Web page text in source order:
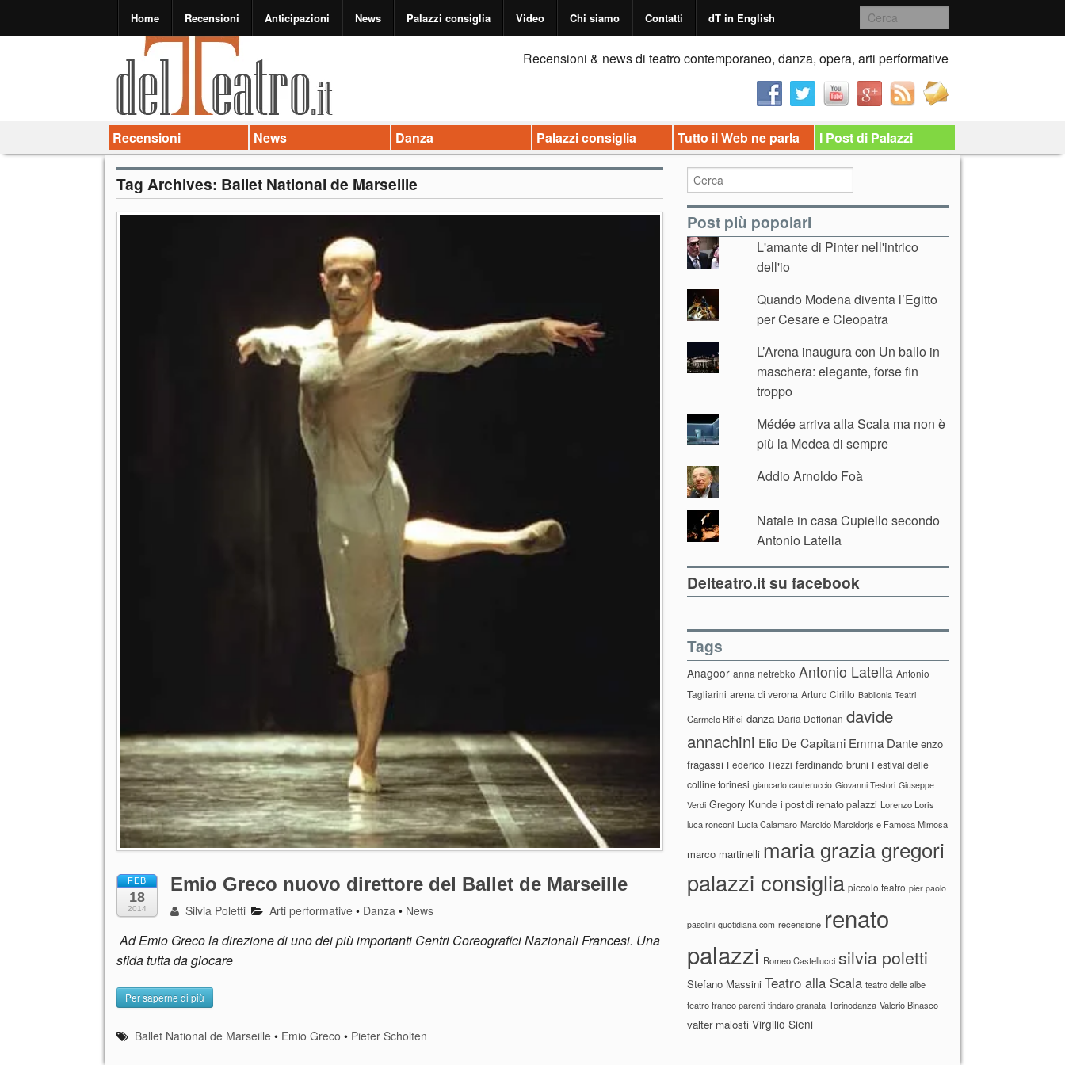
Home Recensioni Anticipazioni News Palazzi consiglia Video Chi siamo Contatti dT in English
Recensioni & news di teatro contemporaneo, danza, opera, arti performative
Recensioni News Danza Palazzi consiglia Tutto il Web ne parla I Post di Palazzi
Tag Archives: Ballet National de Marseille
FEB
18
2014
Emio Greco nuovo direttore del Ballet de Marseille
Silvia Poletti Arti performative • Danza • News
Ad Emio Greco la direzione di uno dei più importanti Centri Coreografici Nazionali Francesi. Una
sfida tutta da giocare
Per saperne di più
Ballet National de Marseille • Emio Greco • Pieter Scholten
Post più popolari
L'amante di Pinter nell'intrico
dell'io
Quando Modena diventa l’Egitto
per Cesare e Cleopatra
L’Arena inaugura con Un ballo in
maschera: elegante, forse fin
troppo
Médée arriva alla Scala ma non è
più la Medea di sempre
Addio Arnoldo Foà
Natale in casa Cupiello secondo
Antonio Latella
Delteatro.it su facebook
Tags
Anagoor anna netrebko Antonio Latella Antonio
Tagliarini arena di verona Arturo Cirillo Babilonia Teatri
Carmelo Rifici danza Daria Deflorian davide
annachini Elio De Capitani Emma Dante enzo
fragassi Federico Tiezzi ferdinando bruni Festival delle
colline torinesi giancarlo cauteruccio Giovanni Testori Giuseppe
Verdi Gregory Kunde i post di renato palazzi Lorenzo Loris
luca ronconi Lucia Calamaro Marcido Marcidorjs e Famosa Mimosa
marco martinelli maria grazia gregori
palazzi consiglia piccolo teatro pier paolo
pasolini quotidiana.com recensione renato
palazzi Romeo Castellucci silvia poletti
Stefano Massini Teatro alla Scala teatro delle albe
teatro franco parenti tindaro granata Torinodanza Valerio Binasco
valter malosti Virgilio Sieni